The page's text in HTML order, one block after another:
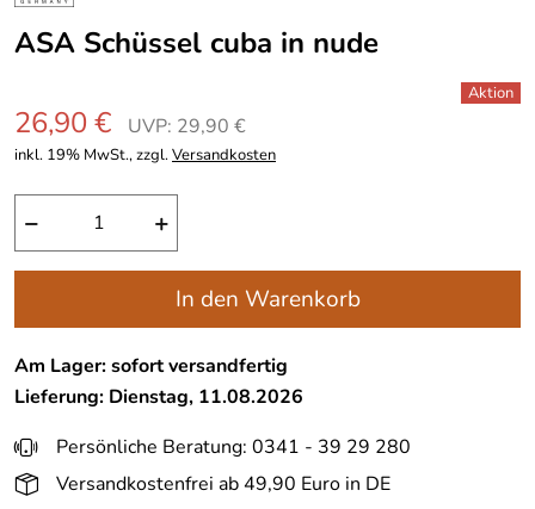
ASA Schüssel cuba in nude
26,90 € UVP: 29,90 €
inkl. 19% MwSt., zzgl.Versandkosten
− +
In den Warenkorb
Am Lager: sofort versandfertig
Lieferung: Dienstag, 11.08.2026
Persönliche Beratung: 0341 - 39 29 280
Versandkostenfrei ab 49,90 Euro in DE